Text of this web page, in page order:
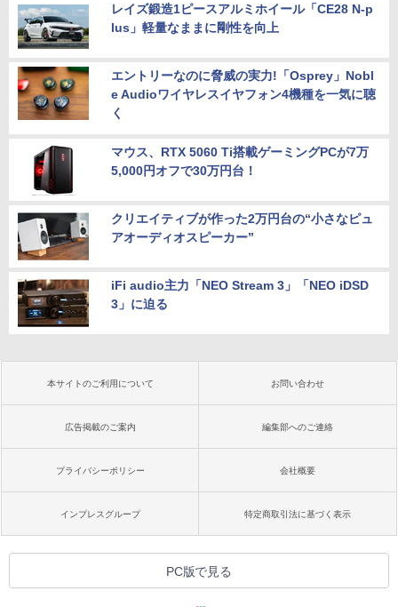
レイズ鍛造1ピースアルミホイール「CE28 N-p
lus」軽量なままに剛性を向上
エントリーなのに脅威の実力!「Osprey」Nobl
e Audioワイヤレスイヤフォン4機種を一気に聴
く
マウス、RTX 5060 Ti搭載ゲーミングPCが7万
5,000円オフで30万円台！
クリエイティブが作った2万円台の“小さなピュ
アオーディオスピーカー”
iFi audio主力「NEO Stream 3」「NEO iDSD
3」に迫る
本サイトのご利用について お問い合わせ
広告掲載のご案内 編集部へのご連絡
プライバシーポリシー 会社概要
インプレスグループ 特定商取引法に基づく表示
PC版で見る